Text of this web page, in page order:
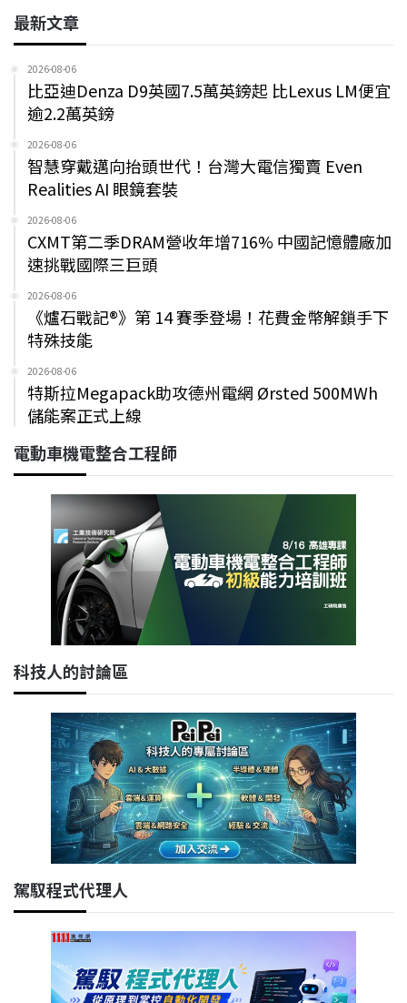
最新文章
2026-08-06
比亞迪Denza D9英國7.5萬英鎊起 比Lexus LM便宜
逾2.2萬英鎊
2026-08-06
智慧穿戴邁向抬頭世代！台灣大電信獨賣 Even
Realities AI 眼鏡套裝
2026-08-06
CXMT第二季DRAM營收年增716% 中國記憶體廠加
速挑戰國際三巨頭
2026-08-06
《爐石戰記®》第 14 賽季登場！花費金幣解鎖手下
特殊技能
2026-08-06
特斯拉Megapack助攻德州電網 Ørsted 500MWh
儲能案正式上線
電動車機電整合工程師
科技人的討論區
駕馭程式代理人